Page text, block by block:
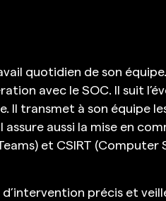
quotidien de son
avec le SOC. Il suit
transmet à son équipe
aussi la mise en
et CSIRT
précis et